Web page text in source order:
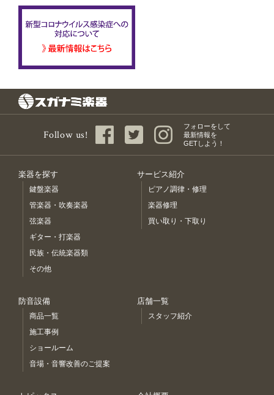
Follow us!
フォローをして
最新情報を
GETしよう！
楽器を探す
鍵盤楽器
管楽器・吹奏楽器
弦楽器
ギター・打楽器
民族・伝統楽器類
その他
サービス紹介
ピアノ調律・修理
楽器修理
買い取り・下取り
防音設備
商品一覧
施工事例
ショールーム
音場・音響改善のご提案
店舗一覧
スタッフ紹介